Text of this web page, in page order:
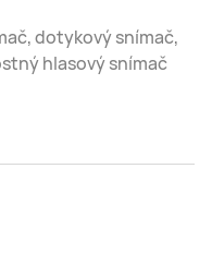
dotykový snímač,
hlasový snímač